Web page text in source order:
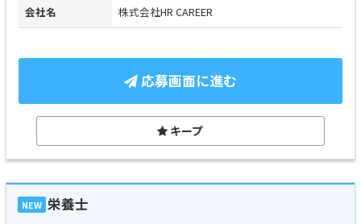
会社名 株式会社HR CAREER
応募画面に進む
キープ
NEW 栄養士